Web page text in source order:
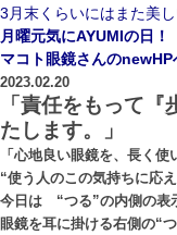
3月末くらいにはまた美
月曜元気にAYUMIの日！
マコト眼鏡さんのnewHP
2023.02.20
「責任をもって
たします。」
「心地良い眼鏡を、長く使
“使う人のこの気持ちに応
今日は “つる”の内側の表
眼鏡を耳に掛ける右側の“